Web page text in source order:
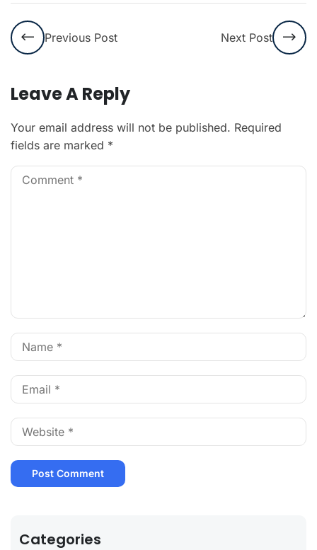
Previous Post Next Post
Leave A Reply
Your email address will not be published. Required
fields are marked *
Categories